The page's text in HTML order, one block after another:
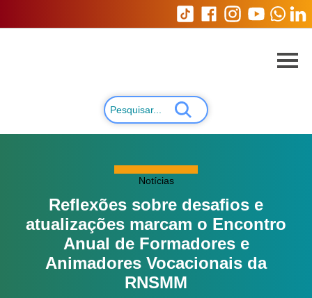
Notícias
Reflexões sobre desafios e
atualizações marcam o Encontro
Anual de Formadores e
Animadores Vocacionais da
RNSMM